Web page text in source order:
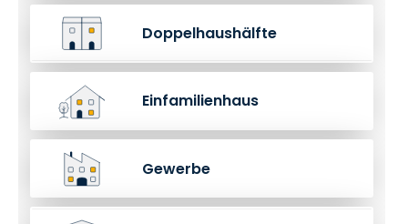
Doppelhaushälfte
Einfamilienhaus
Gewerbe